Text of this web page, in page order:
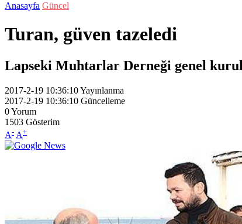
Anasayfa Güncel
Turan, güven tazeledi
Lapseki Muhtarlar Derneği genel
2017-2-19 10:36:10Yayınlanma
2017-2-19 10:36:10 Güncelleme
0Yorum
1503 Gösterim
A- A+